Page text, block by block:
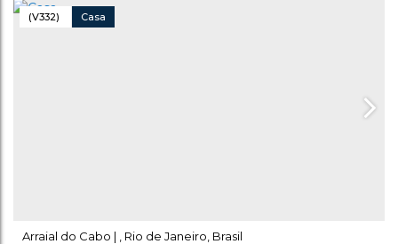
(V332) Casa
Arraial do Cabo Rio de Janeiro Brasil